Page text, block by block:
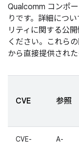
Qualcomm コンポ
りです。詳細につ
リティに関する公
ください。これら
から直接提供された
CVE 参照
CVE-
A-